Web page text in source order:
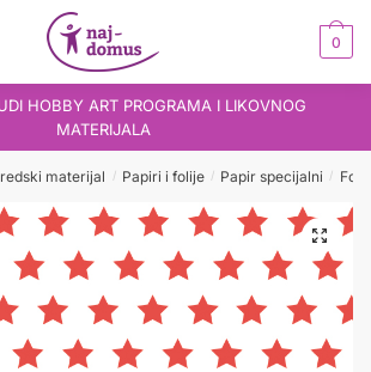
0
HOBBY ART PROGRAMA I LIKOVNOG
MATERIJALA
materijal / Papiri i folije / Papir specijalni /